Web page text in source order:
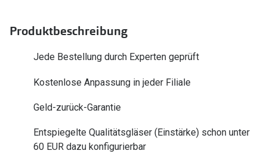
Ray-Ban Meta
Oakley Meta
Brillentrends 2026
Gläser
Glasveredelungen
Produktbeschreibung
Jede Bestellung durch Experten geprüft
Kostenlose Anpassung in jeder Filiale
Geld-zurück-Garantie
Entspiegelte Qualitätsgläser (Einstärke) schon unter
60 EUR dazu konfigurierbar